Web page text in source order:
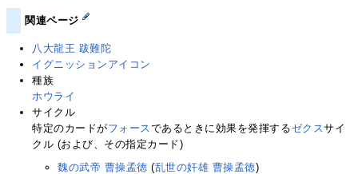
関連ページ
八大龍王 跋難陀
イグニッションアイコン
種族
ホウライ
サイクル
特定のカードがフォース であるときに効果を発揮するゼクスサイ
クル (および、その指定カード)
魏の武帝 曹操孟徳 (乱世の奸雄 曹操孟徳)